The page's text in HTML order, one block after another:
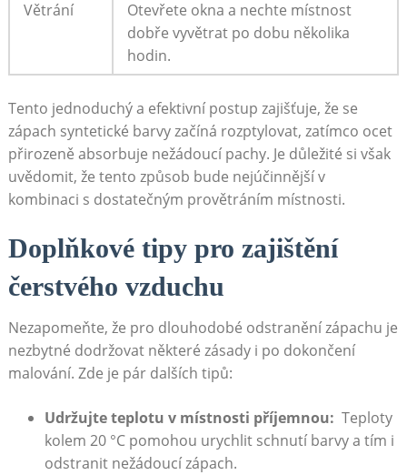
Větrání
Otevřete okna ​a⁤ nechte místnost‍
dobře vyvětrat po dobu ​několika‍
hodin.
Tento jednoduchý a ⁤efektivní postup ⁣zajišťuje,‌ že se‍
zápach syntetické barvy začíná rozptylovat, zatímco ocet
přirozeně absorbuje nežádoucí⁤ pachy. Je důležité ⁤si však
uvědomit, že tento⁢ způsob‌ bude nejúčinnější ⁣v
⁣kombinaci⁤ s ⁤dostatečným provětráním ​místnosti.
Doplňkové‌ tipy pro zajištění
čerstvého vzduchu
Nezapomeňte, že pro dlouhodobé odstranění ⁢zápachu ​je
nezbytné dodržovat některé zásady i po dokončení⁤
malování. Zde je pár‌ dalších⁢ tipů:
Udržujte teplotu v místnosti příjemnou: ‌ Teploty
kolem 20 °C pomohou urychlit schnutí barvy a‌ tím⁤ i⁤
odstranit nežádoucí zápach.